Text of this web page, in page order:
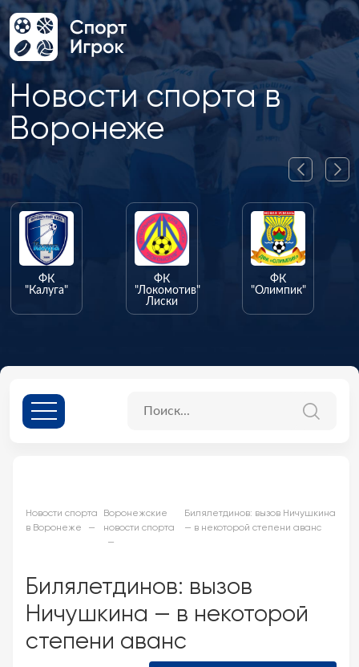
Новости спорта в
Воронеже
ФК
"Калуга"
ФК
"Локомотив"
Лиски
ФК
"Олимпик"
Новости спорта
в Воронеже
Воронежские
новости спорта
Билялетдинов: вызов Ничушкина
— в некоторой степени аванс
Билялетдинов: вызов
Ничушкина — в некоторой
степени аванс